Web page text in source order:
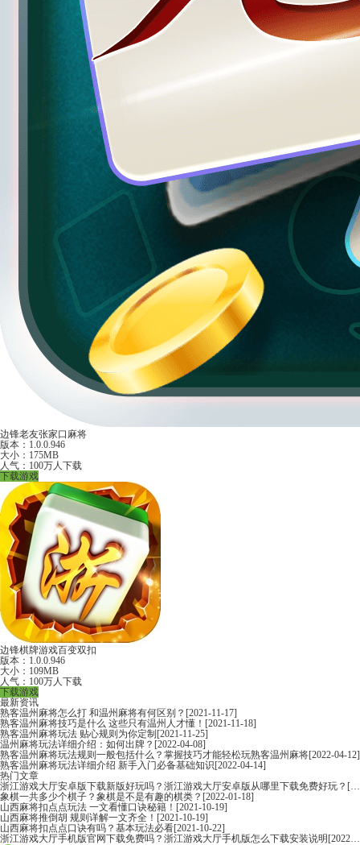
边锋老友张家口麻将
版本：1.0.0.946
大小：175MB
人气：100万人下载
下载游戏
边锋棋牌游戏百变双扣
版本：1.0.0.946
大小：109MB
人气：100万人下载
下载游戏
最新资讯
熟客温州麻将怎么打 和温州麻将有何区别？ [2021-11-17]
熟客温州麻将技巧是什么 这些只有温州人才懂！ [2021-11-18]
熟客温州麻将玩法 贴心规则为你定制 [2021-11-25]
温州麻将玩法详细介绍：如何出牌？ [2022-04-08]
熟客温州麻将玩法规则一般包括什么？掌握技巧才能轻松玩熟客温州麻将[2022-04-12]
熟客温州麻将玩法详细介绍 新手入门必备基础知识[2022-04-14]
热门文章
浙江游戏大厅安卓版下载新版好玩吗？浙江游戏大厅安卓版从哪里下载免费好玩？ [2022-06-16]
象棋一共多少个棋子？象棋是不是有趣的棋类？ [2022-01-18]
山西麻将扣点点玩法 一文看懂口诀秘籍！ [2021-10-19]
山西麻将推倒胡 规则详解一文齐全！ [2021-10-19]
山西麻将扣点点口诀有吗？基本玩法必看[2021-10-22]
浙江游戏大厅手机版官网下载免费吗？浙江游戏大厅手机版怎么下载安装说明 [2022-06-16]